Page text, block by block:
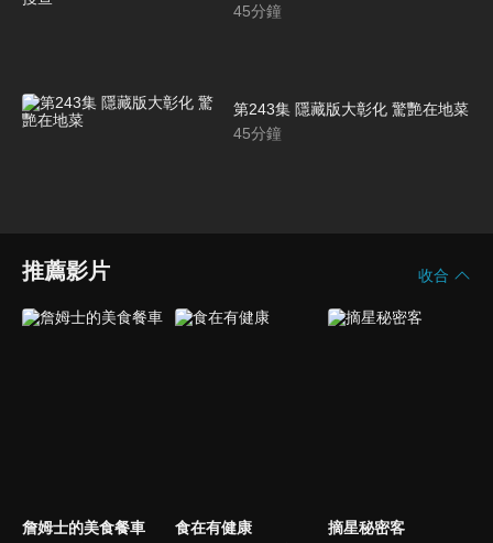
45分鐘
第243集 隱藏版大彰化 驚艷在地菜
45分鐘
推薦影片 收合
詹姆士的美食餐車 食在有健康 摘星秘密客